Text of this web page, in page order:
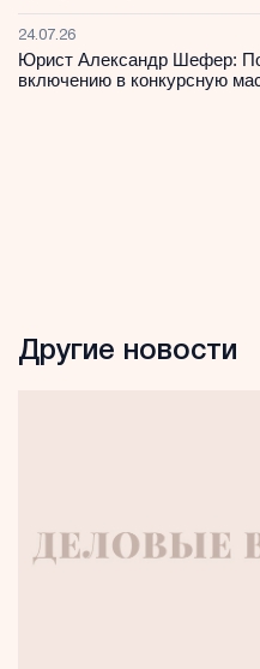
24.07.26
Юрист Александр Шефер:
включению в конкурсную
Другие новости